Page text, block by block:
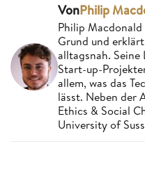
VonPhilip
Philip
Grund und
alltagsnah.
Start-up-
allem, was das
lässt. Neben der
Ethics & Social
University of